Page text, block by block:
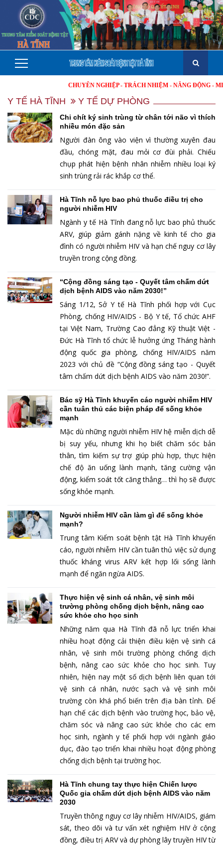
CHUYÊN NGHIỆP - TRÁCH NHIỆM - NĂNG ĐỘNG - MINH
Y TẾ HÀ TĨNH Y TẾ DỰ PHÒNG
Chi chít ký sinh trùng từ chân tới não vì thích
nhiều món đặc sản
Người đàn ông vào viện vì thường xuyên đau
đầu, chóng mặt, đau mỏi cơ đùi phải. Chiếu
chụp phát hiện bệnh nhân nhiễm nhiều loại ký
sinh trùng rải rác khắp cơ thể.
Hà Tĩnh nỗ lực bao phủ thuốc điều trị cho
người nhiễm HIV
Ngành y tế Hà Tĩnh đang nỗ lực bao phủ thuốc
ARV, giúp giảm gánh nặng về kinh tế cho gia
đình có người nhiễm HIV và hạn chế nguy cơ lây
truyền trong cộng đồng.
“Cộng đồng sáng tạo - Quyết tâm chấm dứt
dịch bệnh AIDS vào năm 2030!”
Sáng 1/12, Sở Y tế Hà Tĩnh phối hợp với Cục
Phòng, chống HIV/AIDS - Bộ Y tế, Tổ chức AHF
tại Việt Nam, Trường Cao đẳng Kỹ thuật Việt -
Đức Hà Tĩnh tổ chức lễ hưởng ứng Tháng hành
động quốc gia phòng, chống HIV/AIDS năm
2023 với chủ đề “Cộng đồng sáng tạo - Quyết
tâm chấm dứt dịch bệnh AIDS vào năm 2030!”.
Bác sỹ Hà Tĩnh khuyến cáo người nhiễm HIV
cần tuân thủ các biện pháp để sống khỏe
mạnh
Mặc dù những người nhiễm HIV hệ miễn dịch dễ
bị suy yếu, nhưng khi họ biết chăm sóc bản
thân, tìm kiếm sự trợ giúp phù hợp, thực hiện
chế độ ăn uống lành mạnh, tăng cường vận
động, kiểm soát tốt căng thẳng… thì họ sẽ được
sống khỏe mạnh.
Người nhiễm HIV cần làm gì để sống khỏe
mạnh?
Trung tâm Kiểm soát bệnh tật Hà Tĩnh khuyến
cáo, người nhiễm HIV cần tuân thủ việc sử dụng
thuốc kháng virus ARV kết hợp lối sống lành
mạnh để ngăn ngừa AIDS.
Thực hiện vệ sinh cá nhân, vệ sinh môi
trường phòng chống dịch bệnh, nâng cao
sức khỏe cho học sinh
Những năm qua Hà Tĩnh đã nỗ lực triển khai
nhiều hoạt động cải thiện điều kiện vệ sinh cá
nhân, vệ sinh môi trường phòng chống dịch
bệnh, nâng cao sức khỏe cho học sinh. Tuy
nhiên, hiện nay một số dịch bệnh liên quan tới
vệ sinh cá nhân, nước sạch và vệ sinh môi
trường còn khá phổ biến trên địa bàn tỉnh. Để
hạn chế các dịch bệnh vào trường học, bảo vệ,
chăm sóc và nâng cao sức khỏe cho các em
học sinh, ngành y tế phối hợp với ngành giáo
dục, đào tạo triển khai nhiều hoạt động phòng
chống dịch bệnh tại trường học.
Hà Tĩnh chung tay thực hiện Chiến lược
Quốc gia chấm dứt dịch bệnh AIDS vào năm
2030
Truyền thông nguy cơ lây nhiễm HIV/AIDS, giám
sát, theo dõi và tư vấn xét nghiệm HIV ở cộng
đồng, điều trị ARV và dự phòng lây truyền HIV từ